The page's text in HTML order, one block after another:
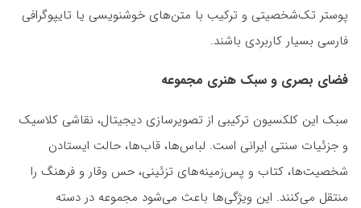
پوستر تک‌شخصیتی و ترکیب با متن‌های خوشنویسی یا تایپوگرافی
فارسی بسیار کاربردی باشند.
فضای بصری و سبک هنری مجموعه
سبک این کلکسیون ترکیبی از تصویرسازی دیجیتال، نقاشی کلاسیک
و جزئیات سنتی ایرانی است. لباس‌ها، قاب‌ها، حالت ایستادن
شخصیت‌ها، کتاب و پس‌زمینه‌های تزئینی، حس وقار و فرهنگ را
منتقل می‌کنند. این ویژگی‌ها باعث می‌شود مجموعه در دسته